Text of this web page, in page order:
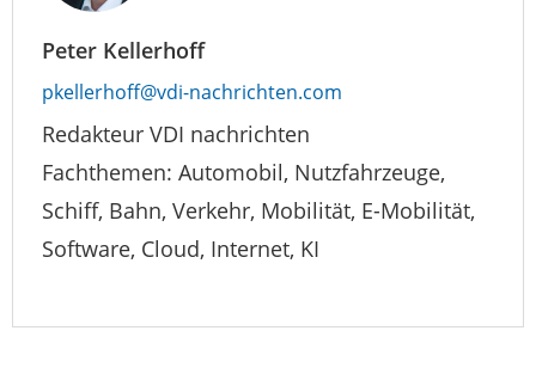
Peter Kellerhoff
pkellerhoff@vdi-nachrichten.com
Redakteur VDI nachrichten
Fachthemen: Automobil, Nutzfahrzeuge,
Schiff, Bahn, Verkehr, Mobilität, E-Mobilität,
Software, Cloud, Internet, KI